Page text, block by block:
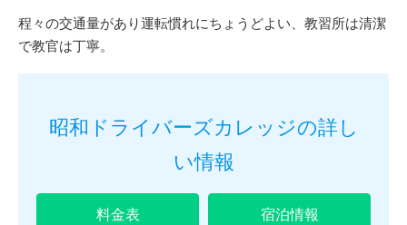
程々の交通量があり運転慣れにちょうどよい、教習所は清潔
で教官は丁寧。
昭和ドライバーズカレッジの詳し
い情報
料金表 宿泊情報